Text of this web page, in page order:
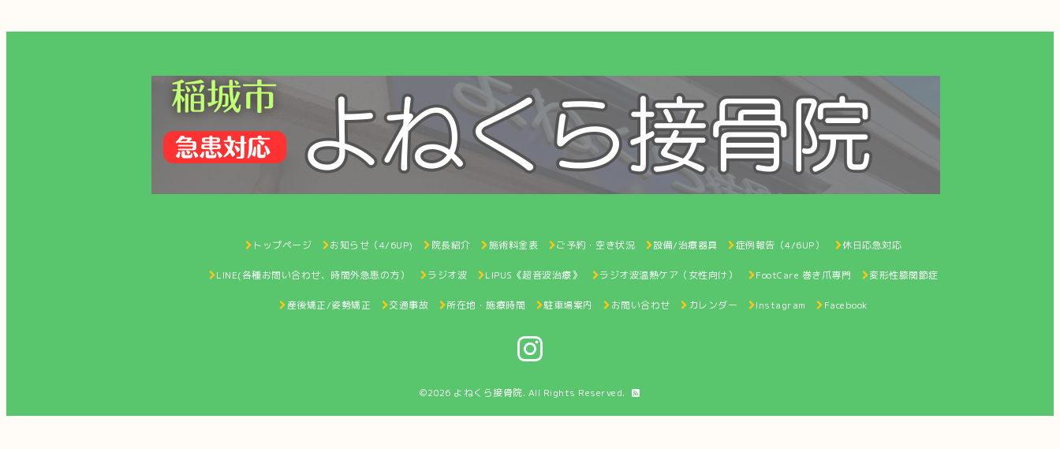
トップページ お知らせ（4/6UP) 院長紹介 施術料金表 ご予約・空き状況 設備/治療器具 症例報告（4/6UP） 休日応急対応
LINE(各種お問い合わせ、時間外急患の方） ラジオ波 LIPUS《超音波治療》 ラジオ波温熱ケア（女性向け） FootCare 巻き爪専門 変形性膝関節症
産後矯正/姿勢矯正 交通事故 所在地・施療時間 駐車場案内 お問い合わせ カレンダー Instagram Facebook
©2026 よねくら接骨院. All Rights Reserved.